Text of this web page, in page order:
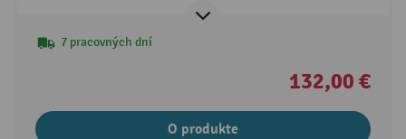
7 pracovných dní
132,00 €
O produkte